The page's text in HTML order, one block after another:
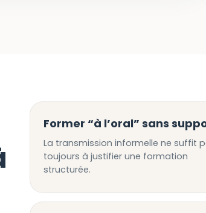
Former “à l’oral” sans
La transmission informelle ne suffit
toujours à justifier une formation
structurée.